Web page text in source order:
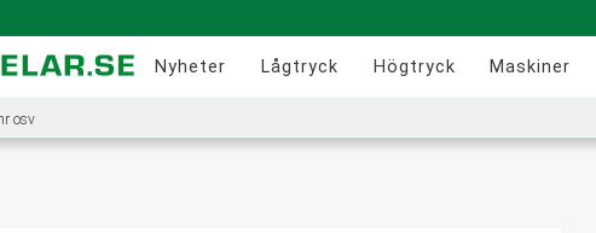
Nyheter Lågtryck Högtryck Maskiner